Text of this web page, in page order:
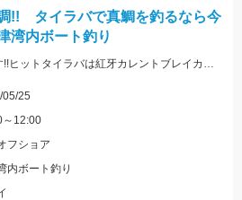
!! タイラバで真鯛を釣るなら今
湾内ボート釣り
釣果速報です！真鯛釣れてます!!ヒットタイラバは紅牙カレントブレイカー「ギャルピンク」
25
～12:00
フショア
内ボート釣り